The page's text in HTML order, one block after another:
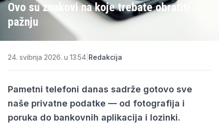
Ovo su znakovi na koje trebate obratiti
pažnju
24. svibnja 2026. u 13:54 Redakcija
Pametni telefoni danas sadrže gotovo sve
naše privatne podatke — od fotografija i
poruka do bankovnih aplikacija i lozinki.